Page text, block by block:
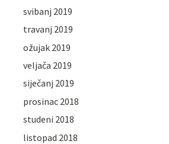
svibanj 2019
travanj 2019
ožujak 2019
veljača 2019
siječanj 2019
prosinac 2018
studeni 2018
listopad 2018